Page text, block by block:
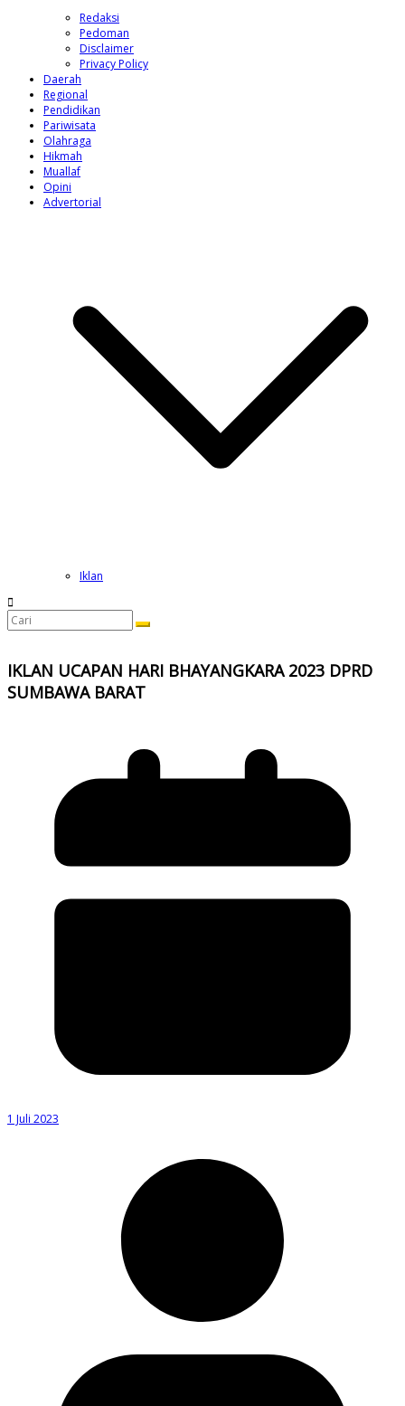
Redaksi
Pedoman
Disclaimer
Privacy Policy
Daerah
Regional
Pendidikan
Pariwisata
Olahraga
Hikmah
Muallaf
Opini
Advertorial
Iklan
IKLAN UCAPAN HARI BHAYANGKARA 2023 DPRD
SUMBAWA BARAT
1 Juli 2023